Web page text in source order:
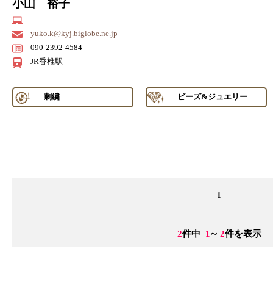
小山 裕子
yuko.k@kyj.biglobe.ne.jp
090-2392-4584
JR香椎駅
刺繍 ビーズ&ジュエリー
1
2件中 1 ∼ 2件を表示